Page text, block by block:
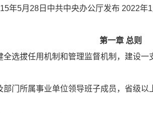
年5月28日中共中央办公厅发布 2022
第一章 总则
拔任用机制和管理监督机制，建设一
所属事业单位领导班子成员，省级以